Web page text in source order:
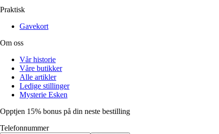
Praktisk
Gavekort
Om oss
Vår historie
Våre butikker
Alle artikler
Ledige stillinger
Mysterie Esken
Opptjen 15% bonus på din neste bestilling
Telefonnummer